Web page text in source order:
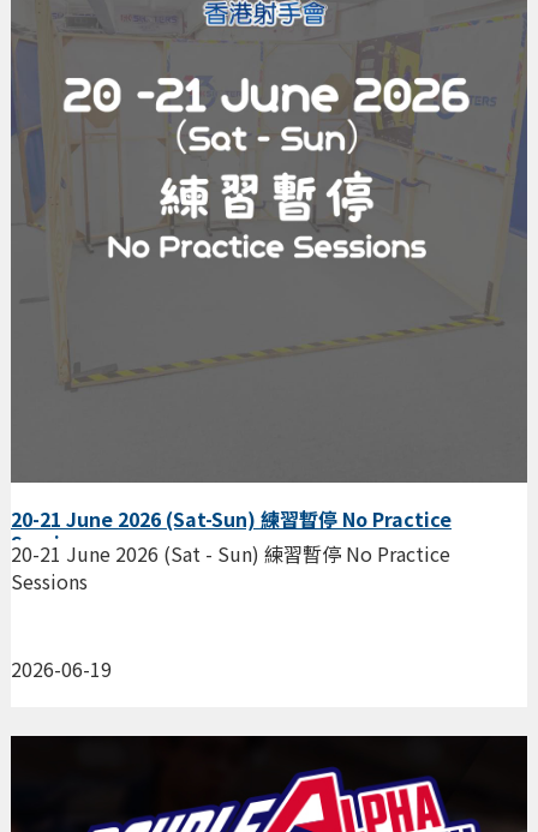
20-21 June 2026 (Sat-Sun) 練習暫停 No Practice
Sessions
2026-06-19
20-21 June 2026 (Sat - Sun) 練習暫停 No Practice
Sessions